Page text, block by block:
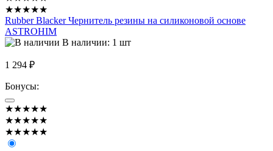
★★★★★
Rubber Blacker Чернитель резины на силиконовой основе
ASTROHIM
В наличии: 1 шт
1 294 ₽
Бонусы:
★★★★★
★★★★★
★★★★★